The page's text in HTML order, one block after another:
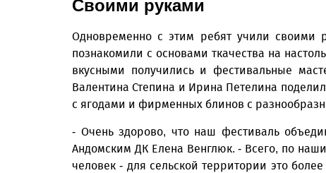
Своими руками
Одновременно с этим ребят учили своими
познакомили с основами ткачества на
вкусными получились и фестивальные
Валентина Степина и Ирина Петелина
с ягодами и фирменных блинов с
- Очень здорово, что наш фестиваль
Андомским ДК Елена Венглюк. - Всего, по
человек - для сельской территории это